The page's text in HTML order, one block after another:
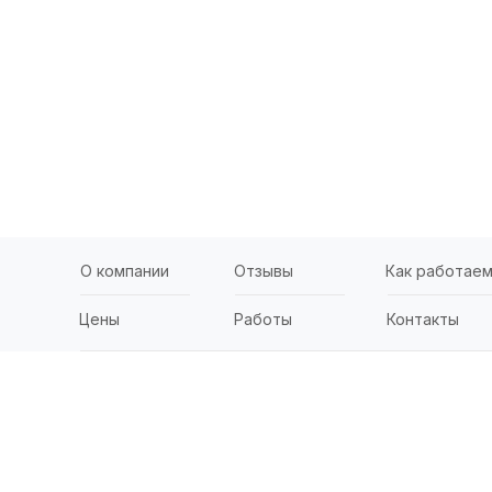
О компании Отзывы Как работаем
Работы Контакты
Цены